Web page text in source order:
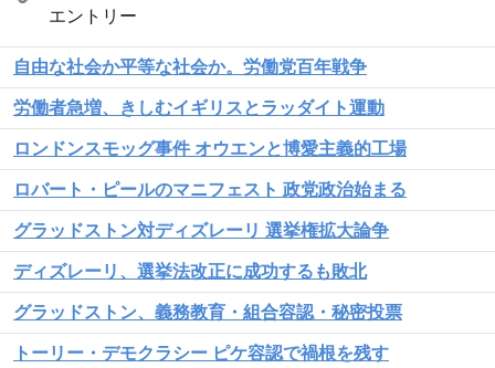
エントリー
自由な社会か平等な社会か。労働党百年戦争
労働者急増、きしむイギリスとラッダイト運動
ロンドンスモッグ事件 オウエンと博愛主義的工場
ロバート・ピールのマニフェスト 政党政治始まる
グラッドストン対ディズレーリ 選挙権拡大論争
ディズレーリ、選挙法改正に成功するも敗北
グラッドストン、義務教育・組合容認・秘密投票
トーリー・デモクラシー ピケ容認で禍根を残す